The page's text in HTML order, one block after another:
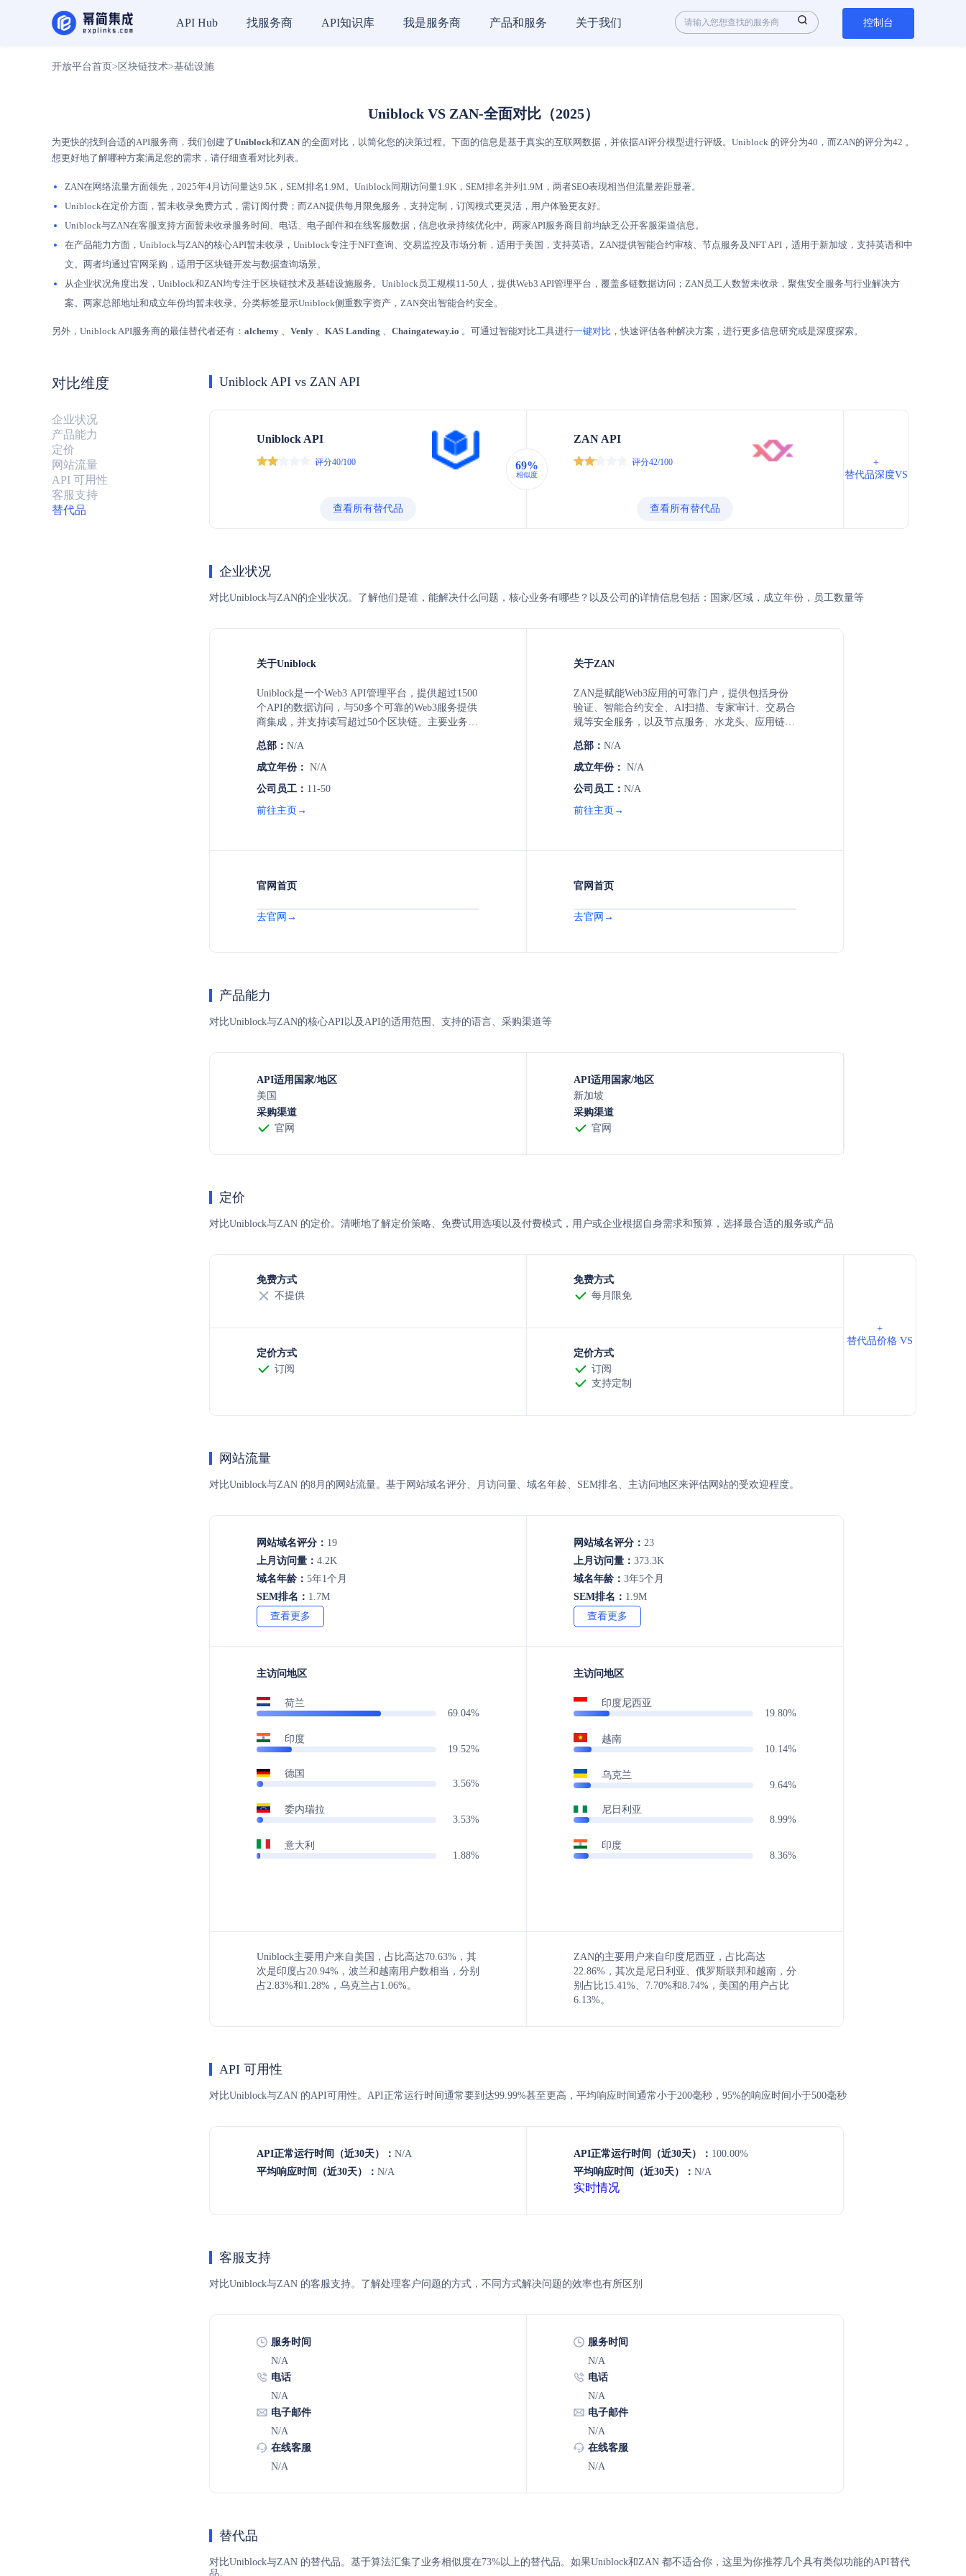
API Hub 找服务商 API知识库 我是服务商 产品和服务 关于我们 控制台
开放平台首页 > 区块链技术>基础设施
Uniblock VS ZAN-全面对比（2025）
为更快的找到合适的API服务商，我们创建了Uniblock和ZAN 的全面对比，以简化您的决策过程。下面的信息是基于真实的互联网数据，并依据AI评分模型进行评级。Uniblock 的评分为40，而ZAN的评分为42 。
想更好地了解哪种方案满足您的需求，请仔细查看对比列表。
ZAN在网络流量方面领先，2025年4月访问量达9.5K，SEM排名1.9M。Uniblock同期访问量1.9K，SEM排名并列1.9M，两者SEO表现相当但流量差距显著。
Uniblock在定价方面，暂未收录免费方式，需订阅付费；而ZAN提供每月限免服务，支持定制，订阅模式更灵活，用户体验更友好。
Uniblock与ZAN在客服支持方面暂未收录服务时间、电话、电子邮件和在线客服数据，信息收录持续优化中。两家API服务商目前均缺乏公开客服渠道信息。
在产品能力方面，Uniblock与ZAN的核心API暂未收录，Uniblock专注于NFT查询、交易监控及市场分析，适用于美国，支持英语。ZAN提供智能合约审核、节点服务及NFT API，适用于新加坡，支持英语和中
文。两者均通过官网采购，适用于区块链开发与数据查询场景。
从企业状况角度出发，Uniblock和ZAN均专注于区块链技术及基础设施服务。Uniblock员工规模11-50人，提供Web3 API管理平台，覆盖多链数据访问；ZAN员工人数暂未收录，聚焦安全服务与行业解决方
案。两家总部地址和成立年份均暂未收录。分类标签显示Uniblock侧重数字资产，ZAN突出智能合约安全。
另外，Uniblock API服务商的最佳替代者还有： alchemy 、 Venly 、 KAS Landing 、 Chaingateway.io 。可通过智能对比工具进行一键对比 ，快速评估各种解决方案，进行更多信息研究或是深度探索。
对比维度
企业状况
产品能力
定价
网站流量
API 可用性
客服支持
替代品
Uniblock API vs ZAN API
Uniblock API
评分40/100
查看所有替代品
69%
相似度
ZAN API
评分42/100
查看所有替代品
+
替代品深度VS
企业状况
对比Uniblock与ZAN的企业状况。了解他们是谁，能解决什么问题，核心业务有哪些？以及公司的详情信息包括：国家/区域，成立年份，员工数量等
关于Uniblock
Uniblock是一个Web3 API管理平台，提供超过1500
个API的数据访问，与50多个可靠的Web3服务提供
商集成，并支持读写超过50个区块链。主要业务包
币和交易等API类别，致力于为Web3开发者提供全
面的基础设施解决方案。
总部： N/A
成立年份： N/A
公司员工： 11-50
前往主页→
关于ZAN
ZAN是赋能Web3应用的可靠门户，提供包括身份
验证、智能合约安全、AI扫描、专家审计、交易合
规等安全服务，以及节点服务、水龙头、应用链和
供针对现实世界资产发行者和商业银行的行业解决
方案，以及为开发者提供的技术支持。
总部： N/A
成立年份： N/A
公司员工： N/A
前往主页→
官网首页
去官网→
官网首页
去官网→
产品能力
对比Uniblock与ZAN的核心API以及API的适用范围、支持的语言、采购渠道等
API适用国家/地区
美国
采购渠道
官网
API适用国家/地区
新加坡
采购渠道
官网
定价
对比Uniblock与ZAN 的定价。清晰地了解定价策略、免费试用选项以及付费模式，用户或企业根据自身需求和预算，选择最合适的服务或产品
免费方式
不提供
免费方式
每月限免
定价方式
订阅
定价方式
订阅
支持定制
+
替代品价格 VS
网站流量
对比Uniblock与ZAN 的8月的网站流量。基于网站域名评分、月访问量、域名年龄、SEM排名、主访问地区来评估网站的受欢迎程度。
网站域名评分： 19
上月访问量： 4.2K
域名年龄： 5年1个月
SEM排名： 1.7M
查看更多
主访问地区
荷兰
69.04%
印度
19.52%
德国
3.56%
委内瑞拉
3.53%
意大利
1.88%
Uniblock主要用户来自美国，占比高达70.63%，其
次是印度占20.94%，波兰和越南用户数相当，分别
占2.83%和1.28%，乌克兰占1.06%。
网站域名评分： 23
上月访问量： 373.3K
域名年龄： 3年5个月
SEM排名： 1.9M
查看更多
主访问地区
印度尼西亚
19.80%
越南
10.14%
乌克兰
9.64%
尼日利亚
8.99%
印度
8.36%
ZAN的主要用户来自印度尼西亚，占比高达
22.86%，其次是尼日利亚、俄罗斯联邦和越南，分
别占比15.41%、7.70%和8.74%，美国的用户占比
6.13%。
API 可用性
对比Uniblock与ZAN 的API可用性。API正常运行时间通常要到达99.99%甚至更高，平均响应时间通常小于200毫秒，95%的响应时间小于500毫秒
API正常运行时间（近30天）： N/A
平均响应时间（近30天）： N/A
API正常运行时间（近30天）： 100.00%
平均响应时间（近30天）： N/A
实时情况
客服支持
对比Uniblock与ZAN 的客服支持。了解处理客户问题的方式，不同方式解决问题的效率也有所区别
服务时间
N/A
电话
N/A
电子邮件
N/A
在线客服
N/A
服务时间
N/A
电话
N/A
电子邮件
N/A
在线客服
N/A
替代品
对比Uniblock与ZAN 的替代品。基于算法汇集了业务相似度在73%以上的替代品。如果Uniblock和ZAN 都不适合你，这里为你推荐几个具有类似功能的API替代
品。